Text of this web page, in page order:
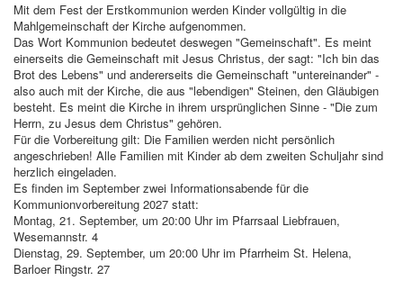
Mit dem Fest der Erstkommunion werden Kinder vollgültig in die
Mahlgemeinschaft der Kirche aufgenommen.
Das Wort Kommunion bedeutet deswegen "Gemeinschaft". Es meint
einerseits die Gemeinschaft mit Jesus Christus, der sagt: "Ich bin das
Brot des Lebens" und andererseits die Gemeinschaft "untereinander" -
also auch mit der Kirche, die aus "lebendigen" Steinen, den Gläubigen
besteht. Es meint die Kirche in ihrem ursprünglichen Sinne - "Die zum
Herrn, zu Jesus dem Christus" gehören.
Für die Vorbereitung gilt: Die Familien werden nicht persönlich
angeschrieben! Alle Familien mit Kinder ab dem zweiten Schuljahr sind
herzlich eingeladen.
Es finden im September zwei Informationsabende für die
Kommunionvorbereitung 2027 statt:
Montag, 21. September, um 20:00 Uhr im Pfarrsaal Liebfrauen,
Wesemannstr. 4
Dienstag, 29. September, um 20:00 Uhr im Pfarrheim St. Helena,
Barloer Ringstr. 27